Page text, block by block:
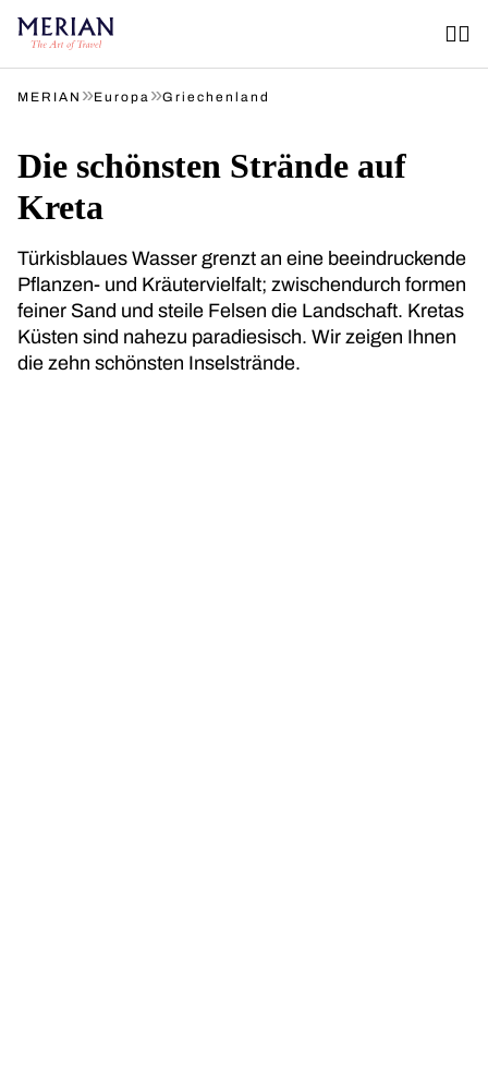
MERIAN »Europa »Griechenland
Die schönsten Strände auf
Kreta
Türkisblaues Wasser grenzt an eine beeindruckende
Pflanzen- und Kräutervielfalt; zwischendurch formen
feiner Sand und steile Felsen die Landschaft. Kretas
Küsten sind nahezu paradiesisch. Wir zeigen Ihnen
die zehn schönsten Inselstrände.